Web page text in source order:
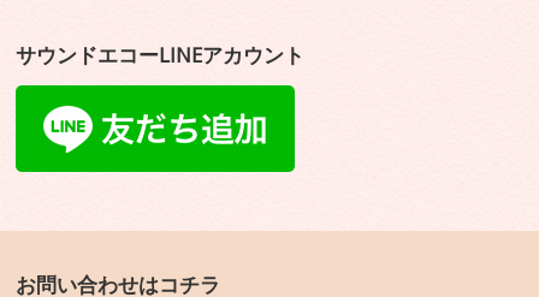
サウンドエコーLINEアカウント
お問い合わせはコチラ